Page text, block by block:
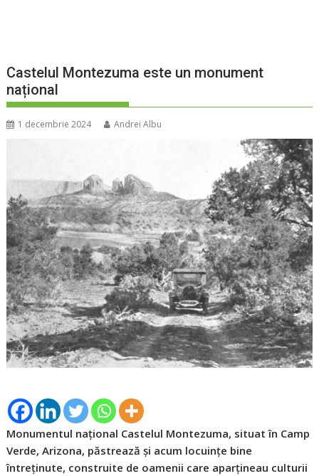
Castelul Montezuma este un monument
național
1 decembrie 2024 Andrei Albu
Monumentul național Castelul Montezuma, situat în Camp
Verde, Arizona, păstrează și acum locuințe bine
întreținute, construite de oamenii care aparțineau culturii